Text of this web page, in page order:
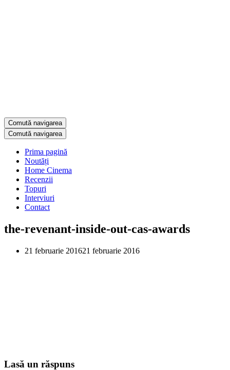
Comută navigarea
Comută navigarea
Prima pagină
Noutăți
Home Cinema
Recenzii
Topuri
Interviuri
Contact
the-revenant-inside-out-cas-awards
21 februarie 201621 februarie 2016
Lasă un răspuns